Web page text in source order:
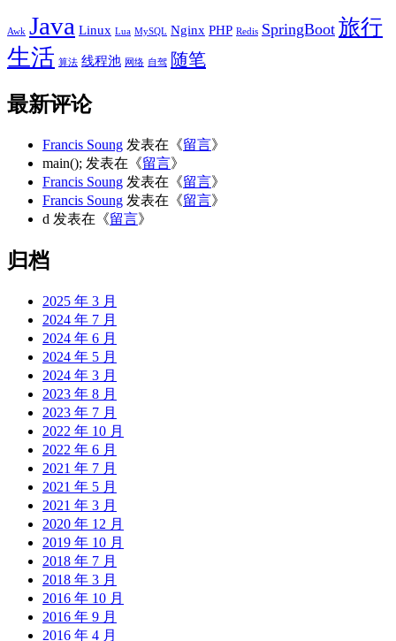
Awk Java Linux Lua MySQL Nginx PHP Redis SpringBoot 旅行
生活 算法 线程池 网络 自驾 随笔
最新评论
Francis Soung 发表在《留言》
main(); 发表在《留言》
Francis Soung 发表在《留言》
Francis Soung 发表在《留言》
d 发表在《留言》
归档
2025 年 3 月
2024 年 7 月
2024 年 6 月
2024 年 5 月
2024 年 3 月
2023 年 8 月
2023 年 7 月
2022 年 10 月
2022 年 6 月
2021 年 7 月
2021 年 5 月
2021 年 3 月
2020 年 12 月
2019 年 10 月
2018 年 7 月
2018 年 3 月
2016 年 10 月
2016 年 9 月
2016 年 4 月